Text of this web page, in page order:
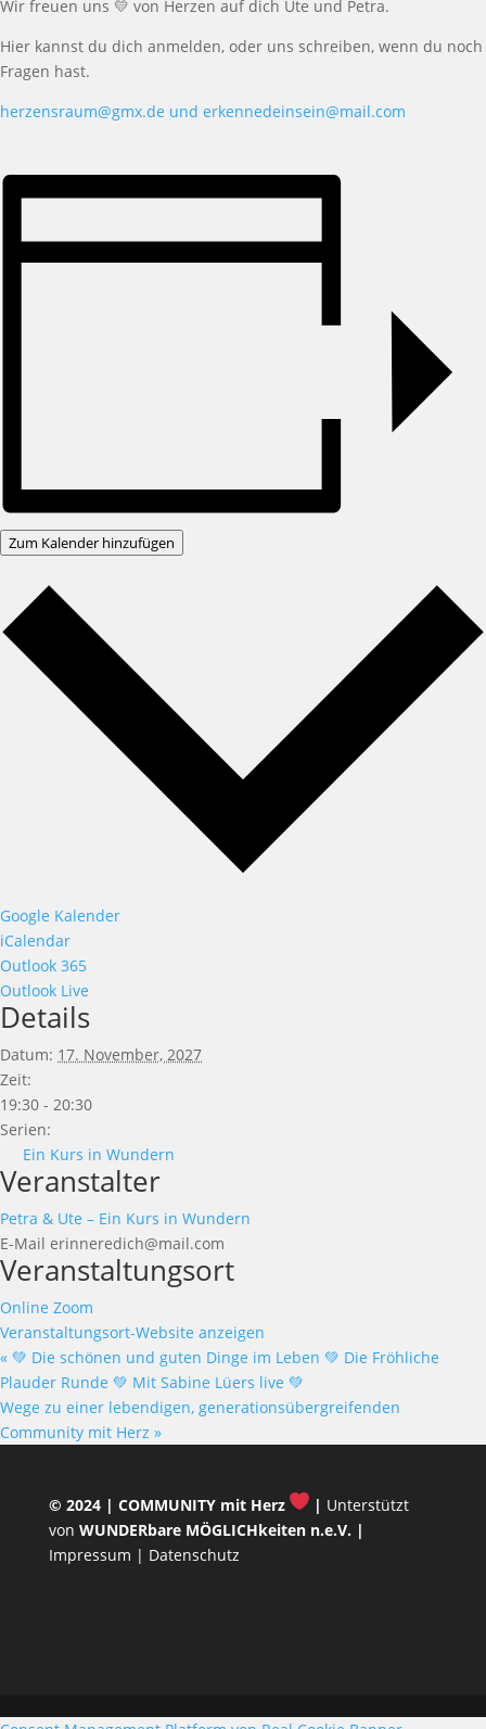
Wir freuen uns 💛 von Herzen auf dich Ute und Petra.
Hier kannst du dich anmelden, oder uns schreiben, wenn du noch
Fragen hast.
herzensraum@gmx.de und erkennedeinsein@mail.com
Zum Kalender hinzufügen
Google Kalender
iCalendar
Outlook 365
Outlook Live
Details
Datum: 17. November, 2027
Zeit:
19:30 - 20:30
Serien:
Ein Kurs in Wundern
Veranstalter
Petra & Ute – Ein Kurs in Wundern
E-Mail erinneredich@mail.com
Veranstaltungsort
Online Zoom
Veranstaltungsort-Website anzeigen
« 💚 Die schönen und guten Dinge im Leben 💚 Die Fröhliche
Plauder Runde 💚 Mit Sabine Lüers live 💚
Wege zu einer lebendigen, generationsübergreifenden
Community mit Herz »
© 2024 | COMMUNITY mit Herz | Unterstützt
von WUNDERbare MÖGLICHkeiten n.e.V. |
Impressum | Datenschutz